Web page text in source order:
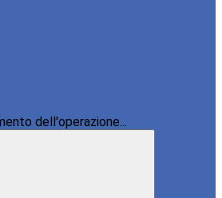
dell'operazione...